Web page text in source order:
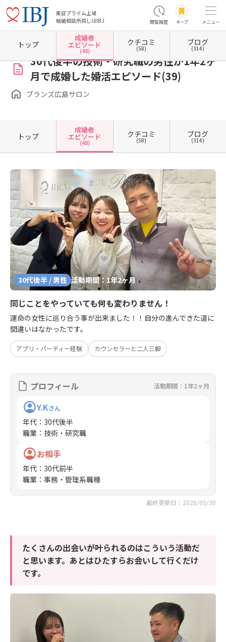
東証プライム上場
結婚相談所探しはIBJ
閲覧履歴 キープ メニュー
ホーム 広島県の結婚相談所 広島県広島市 広島県広島市中区 ブランズ広島サロン
30代後半の技術・研究職の男性が1年2ヶ
月で成婚した婚活エピソード(39)
ブランズ広島サロン
トップ
成婚者
エピソード
(48)
クチコミ
(58)
ブログ
(314)
トップ
成婚者
エピソード
(48)
クチコミ
(58)
ブログ
(314)
30代後半 / 男性 活動期間：1年2ヶ月
同じことをやっていても何も変わりません！
運命の女性に巡り合う事が出来ました！！自分の進んできた道に
間違いはなかったです。
アプリ・パーティー経験 カウンセラーと二人三脚
プロフィール 活動期間：1年2ヶ月
Y.Kさん
年代 ： 30代後半
職業 ： 技術・研究職
お相手
年代 ： 30代前半
職業 ： 事務・管理系職種
最終更新日：2026/05/30
たくさんの出会いが叶られるのはこういう活動だ
と思います。あとはひたすらお会いして行くだけ
です。